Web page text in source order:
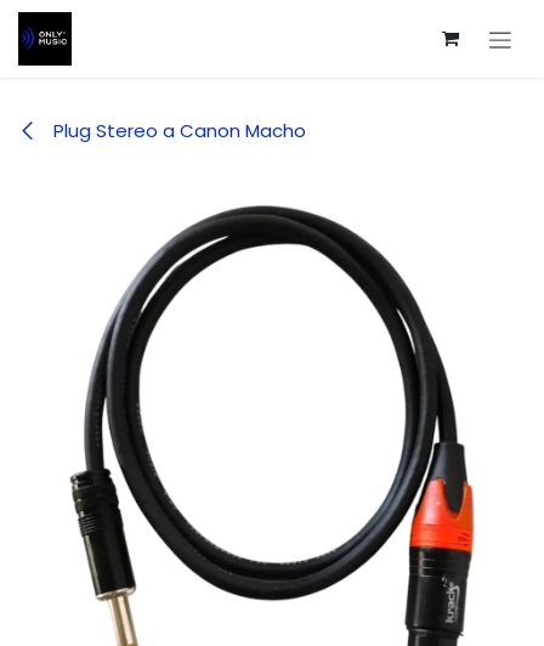
Ir al contenido
Plug Stereo a Canon Macho